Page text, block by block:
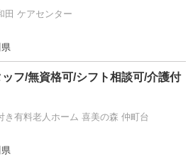
田 ケアセンター
ッフ/無資格可/シフト相談可/介護付
き有料老人ホーム 喜美の森 仲町台